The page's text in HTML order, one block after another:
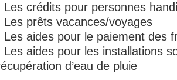
Les crédits pour personnes
Les prêts vacances/voyages
Les aides pour le paiement des
Les aides pour les installations
d’eau de pluie